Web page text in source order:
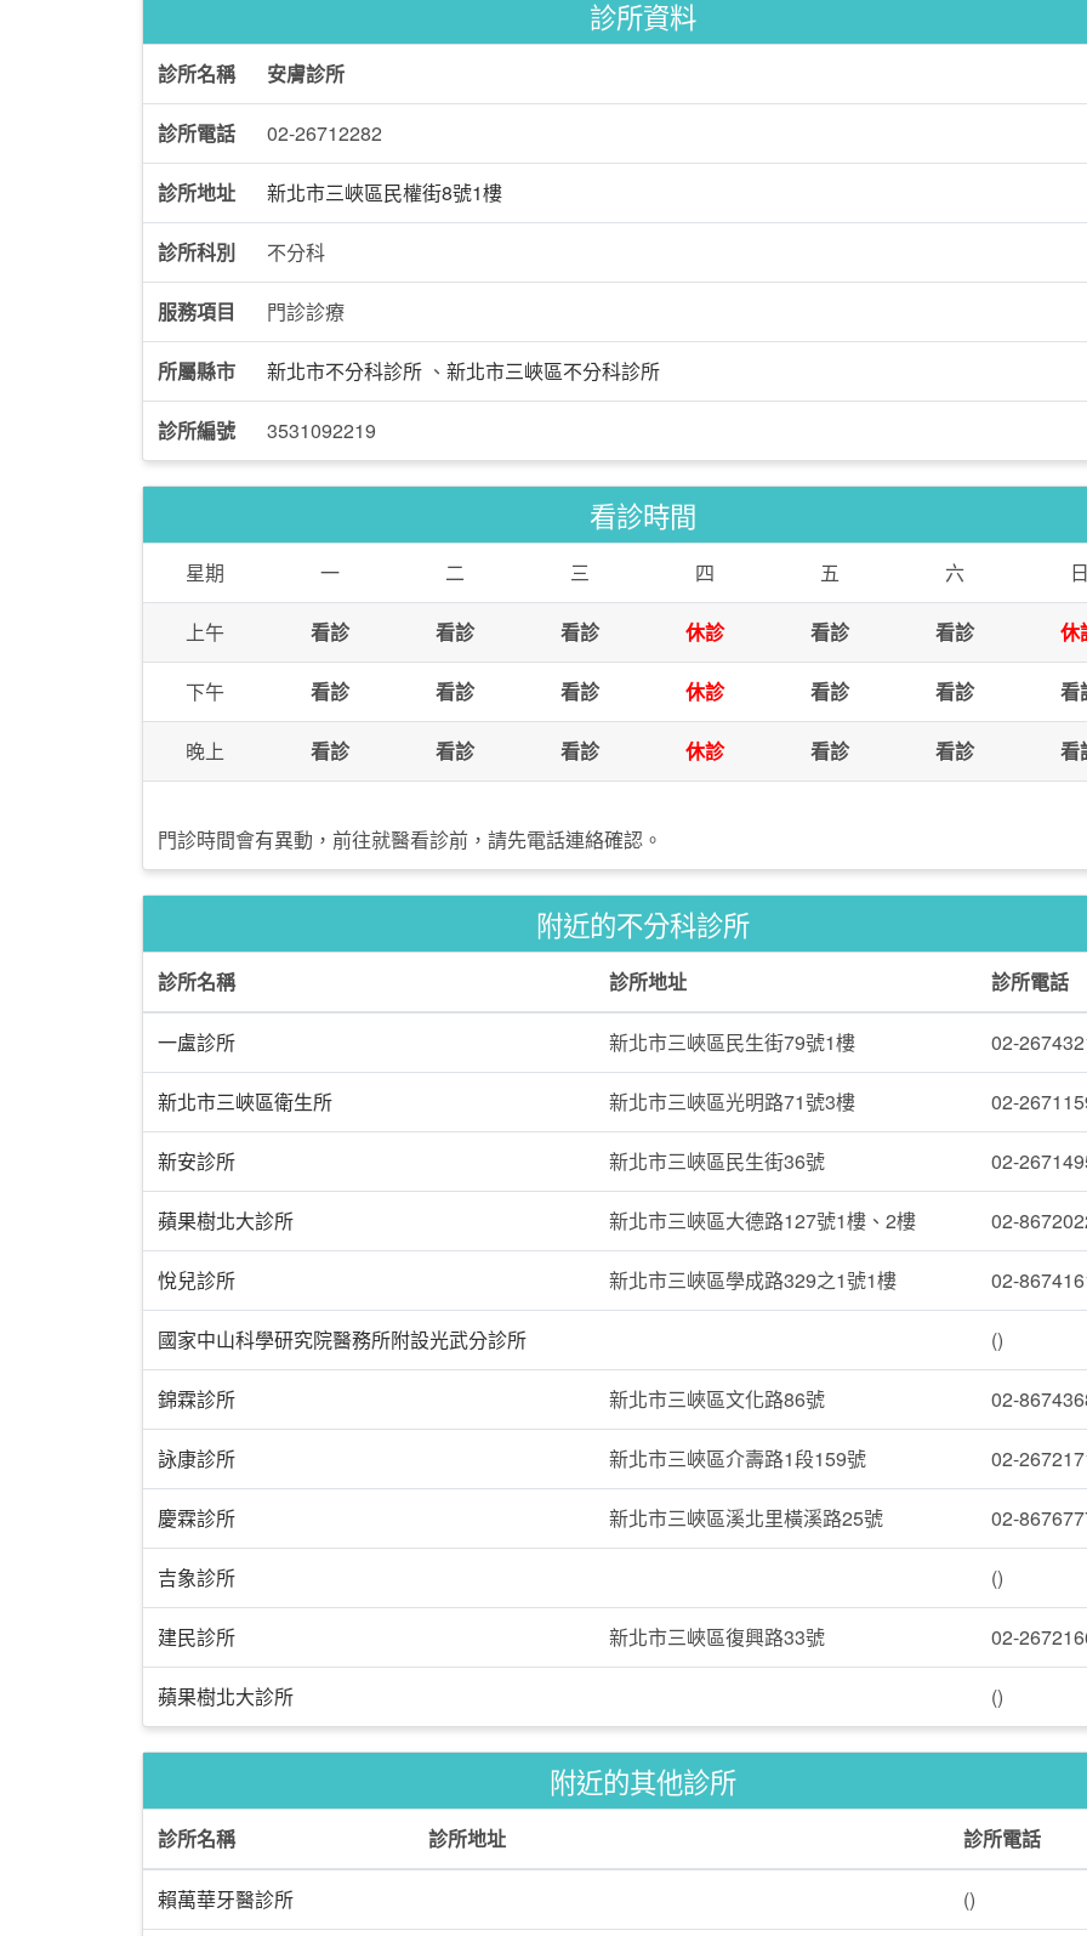
診所資料
診所名稱 安膚診所
診所電話 02-26712282
診所地址 新北市三峽區民權街8號1樓
診所科別 不分科
服務項目 門診診療
所屬縣市 新北市不分科診所 、 新北市三峽區不分科診所
診所編號 3531092219
看診時間
星期 一 二 三 四 五 六
上午 看診 看診 看診 休診 看診 看診 休
下午 看診 看診 看診 休診 看診 看診 看
晚上 看診 看診 看診 休診 看診 看診 看
門診時間會有異動，前往就醫看診前，請先電話連絡確認。
附近的不分科診所
診所名稱 診所地址 診所電話
一盧診所 新北市三峽區民生街79號1樓 02-
新北市三峽區衛生所 新北市三峽區光明路71號3樓 02-
新安診所 新北市三峽區民生街36號 02-
蘋果樹北大診所 新北市三峽區大德路127號1樓、2樓 02-
悅兒診所 新北市三峽區學成路329之1號1樓 02-
國家中山科學研究院醫務所附設光武分診所 ()
錦霖診所 新北市三峽區文化路86號 02-
詠康診所 新北市三峽區介壽路1段159號 02-
慶霖診所 新北市三峽區溪北里橫溪路25號 02-
吉象診所 ()
建民診所 新北市三峽區復興路33號 02-
蘋果樹北大診所 ()
附近的其他診所
診所名稱 診所地址 診所電話
賴萬華牙醫診所 ()